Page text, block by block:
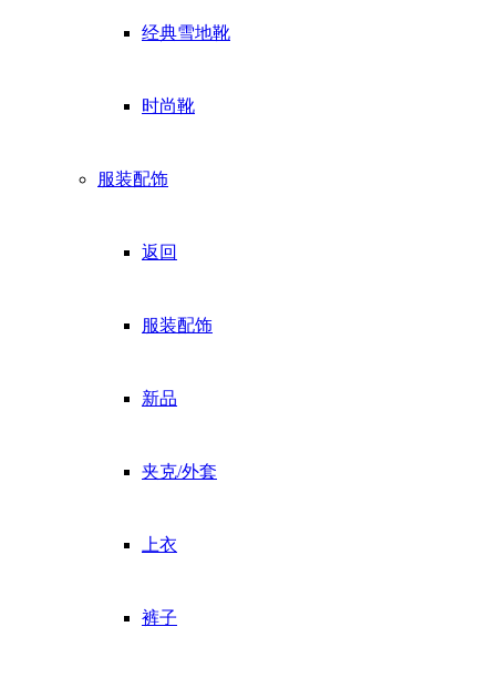
经典雪地靴
时尚靴
服装配饰
返回
服装配饰
新品
夹克/外套
上衣
裤子